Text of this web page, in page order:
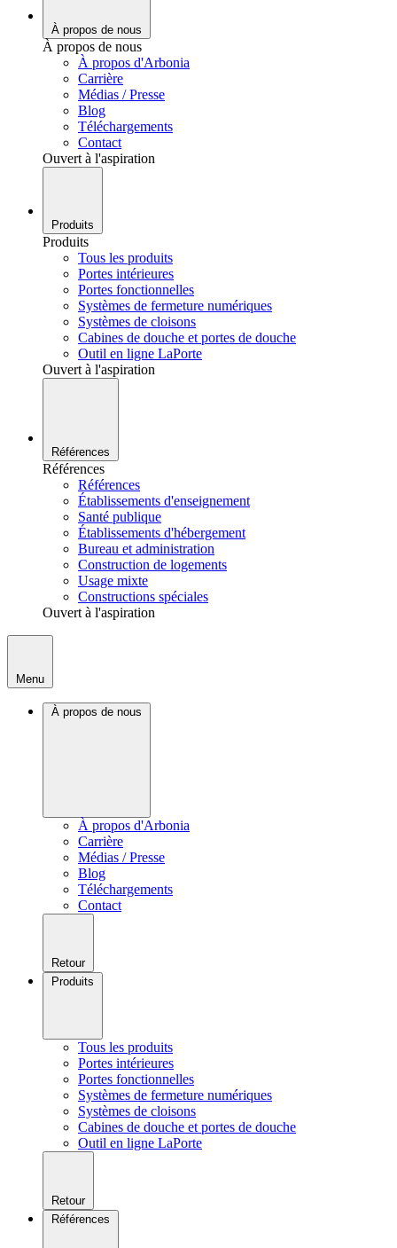
À propos de nous
À propos de nous
À propos d'Arbonia
Carrière
Médias / Presse
Blog
Téléchargements
Contact
Ouvert à l'aspiration
Produits
Produits
Tous les produits
Portes intérieures
Portes fonctionnelles
Systèmes de fermeture numériques
Systèmes de cloisons
Cabines de douche et portes de douche
Outil en ligne LaPorte
Ouvert à l'aspiration
Références
Références
Références
Établissements d'enseignement
Santé publique
Établissements d'hébergement
Bureau et administration
Construction de logements
Usage mixte
Constructions spéciales
Ouvert à l'aspiration
Menu
À propos de nous
À propos d'Arbonia
Carrière
Médias / Presse
Blog
Téléchargements
Contact
Retour
Produits
Tous les produits
Portes intérieures
Portes fonctionnelles
Systèmes de fermeture numériques
Systèmes de cloisons
Cabines de douche et portes de douche
Outil en ligne LaPorte
Retour
Références